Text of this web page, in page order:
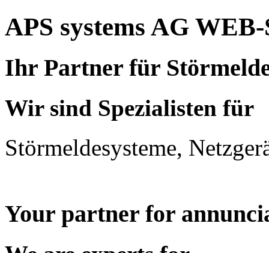
APS systems AG
Ihr Partner für
Wir sind Spezialisten für
Störmeldesysteme,
Your partner for